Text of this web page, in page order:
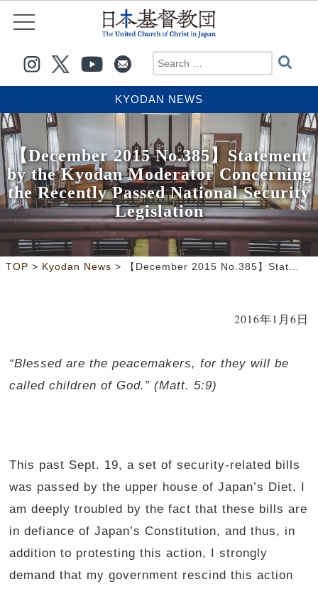
KYODAN NEWS
【December 2015 No.385】Statement
by the Kyodan Moderator Concerning
the Recently Passed National Security
Legislation
TOP > Kyodan News > 【December 2015 No.385】Statement by the Kyodan Moderator Concerning the Recently Passed National Security Legislation
2016年1月6日
“Blessed are the peacemakers, for they will be
called children of God.” (Matt. 5:9)
This past Sept. 19, a set of security-related bills
was passed by the upper house of Japan’s Diet. I
am deeply troubled by the fact that these bills are
in defiance of Japan’s Constitution, and thus, in
addition to protesting this action, I strongly
demand that my government rescind this action